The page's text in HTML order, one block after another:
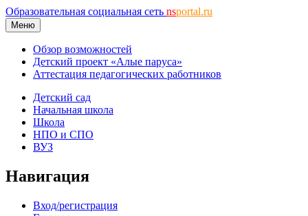
Образовательная социальная сеть nsportal.ru
Меню
Обзор возможностей
Детский проект «Алые паруса»
Аттестация педагогических работников
Детский сад
Начальная школа
Школа
НПО и СПО
ВУЗ
Навигация
Вход/регистрация